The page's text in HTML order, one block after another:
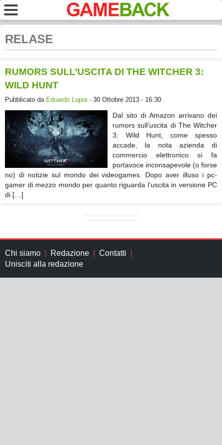
RELASE
RUMORS SULL’USCITA DI THE WITCHER 3:
WILD HUNT
Pubblicato da Eduardo Lupia- 30 Ottobre 2013 - 16:30
Dal sito di Amazon arrivano dei
rumors sull’uscita di The Witcher
3: Wild Hunt, come spesso
accade, la nota azienda di
commercio elettronico si fa
portavoce inconsapevole (o forse
no) di notizie sul mondo dei videogames. Dopo aver illuso i pc-
gamer di mezzo mondo per quanto riguarda l’uscita in versione PC
di […]
Chi siamo Redazione
Contatti
Unisciti alla redazione